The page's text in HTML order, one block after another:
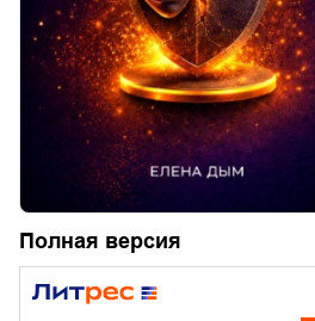
Полная версия